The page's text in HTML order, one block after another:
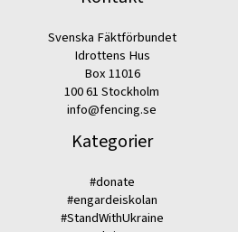
Svenska Fäktförbundet
Idrottens Hus
Box 11016
100 61 Stockholm
info@fencing.se
Kategorier
#donate
#engardeiskolan
#StandWithUkraine